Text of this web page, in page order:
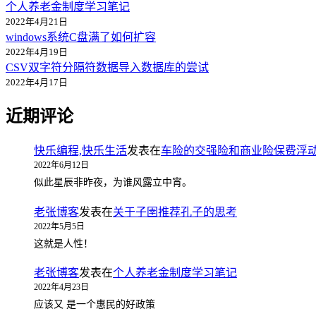
个人养老金制度学习笔记
2022年4月21日
windows系统C盘满了如何扩容
2022年4月19日
CSV双字符分隔符数据导入数据库的尝试
2022年4月17日
近期评论
快乐编程,快乐生活发表在车险的交强险和商业险保费浮
2022年6月12日
似此星辰非昨夜，为谁风露立中宵。
老张博客发表在关于子圉推荐孔子的思考
2022年5月5日
这就是人性！
老张博客发表在个人养老金制度学习笔记
2022年4月23日
应该又 是一个惠民的好政策